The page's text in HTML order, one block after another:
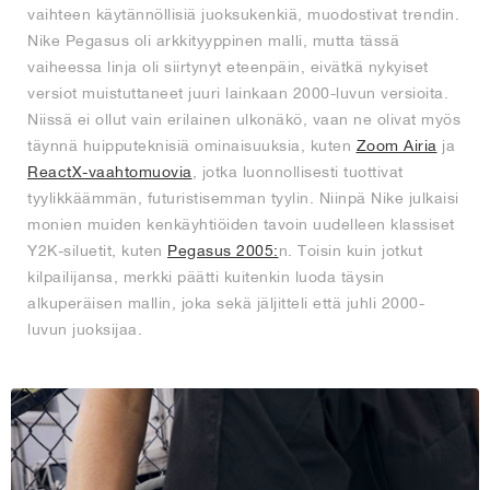
vaihteen käytännöllisiä juoksukenkiä, muodostivat trendin.
Nike Pegasus oli arkkityyppinen malli, mutta tässä
vaiheessa linja oli siirtynyt eteenpäin, eivätkä nykyiset
versiot muistuttaneet juuri lainkaan 2000-luvun versioita.
Niissä ei ollut vain erilainen ulkonäkö, vaan ne olivat myös
täynnä huipputeknisiä ominaisuuksia, kuten Zoom Airia ja
ReactX-vaahtomuovia , jotka luonnollisesti tuottivat
tyylikkäämmän, futuristisemman tyylin. Niinpä Nike julkaisi
monien muiden kenkäyhtiöiden tavoin uudelleen klassiset
Y2K-siluetit, kuten Pegasus 2005:n. Toisin kuin jotkut
kilpailijansa, merkki päätti kuitenkin luoda täysin
alkuperäisen mallin, joka sekä jäljitteli että juhli 2000-
luvun juoksijaa.